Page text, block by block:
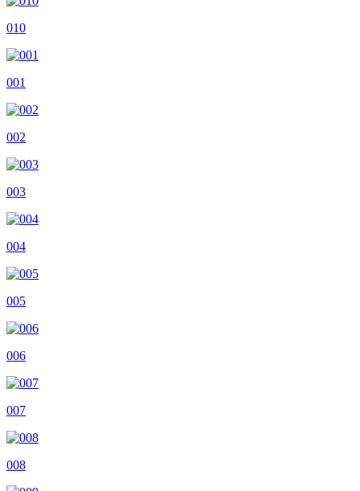
010
001
002
003
004
005
006
007
008